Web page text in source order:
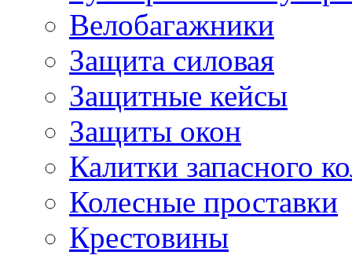
Велобагажники
Защита силовая
Защитные кейсы
Защиты окон
Калитки запасного
Колесные проставки
Крестовины